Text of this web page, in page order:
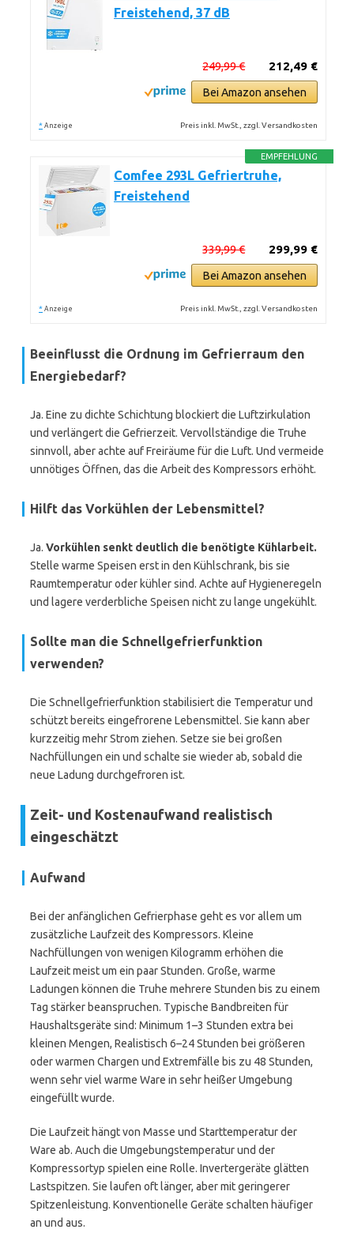
Freistehend, 37 dB
212,49 €
249,99 €
Bei Amazon ansehen
* Anzeige Preis inkl. MwSt., zzgl. Versandkosten
EMPFEHLUNG
Comfee 293L Gefriertruhe,
Freistehend
299,99 €
339,99 €
Bei Amazon ansehen
* Anzeige Preis inkl. MwSt., zzgl. Versandkosten
Beeinflusst die Ordnung im Gefrierraum den
Energiebedarf?
Ja. Eine zu dichte Schichtung blockiert die Luftzirkulation
und verlängert die Gefrierzeit. Vervollständige die Truhe
sinnvoll, aber achte auf Freiräume für die Luft. Und vermeide
unnötiges Öffnen, das die Arbeit des Kompressors erhöht.
Hilft das Vorkühlen der Lebensmittel?
Ja. Vorkühlen senkt deutlich die benötigte Kühlarbeit.
Stelle warme Speisen erst in den Kühlschrank, bis sie
Raumtemperatur oder kühler sind. Achte auf Hygieneregeln
und lagere verderbliche Speisen nicht zu lange ungekühlt.
Sollte man die Schnellgefrierfunktion
verwenden?
Die Schnellgefrierfunktion stabilisiert die Temperatur und
schützt bereits eingefrorene Lebensmittel. Sie kann aber
kurzzeitig mehr Strom ziehen. Setze sie bei großen
Nachfüllungen ein und schalte sie wieder ab, sobald die
neue Ladung durchgefroren ist.
Zeit- und Kostenaufwand realistisch
eingeschätzt
Aufwand
Bei der anfänglichen Gefrierphase geht es vor allem um
zusätzliche Laufzeit des Kompressors. Kleine
Nachfüllungen von wenigen Kilogramm erhöhen die
Laufzeit meist um ein paar Stunden. Große, warme
Ladungen können die Truhe mehrere Stunden bis zu einem
Tag stärker beanspruchen. Typische Bandbreiten für
Haushaltsgeräte sind: Minimum 1–3 Stunden extra bei
kleinen Mengen, Realistisch 6–24 Stunden bei größeren
oder warmen Chargen und Extremfälle bis zu 48 Stunden,
wenn sehr viel warme Ware in sehr heißer Umgebung
eingefüllt wurde.
Die Laufzeit hängt von Masse und Starttemperatur der
Ware ab. Auch die Umgebungstemperatur und der
Kompressortyp spielen eine Rolle. Invertergeräte glätten
Lastspitzen. Sie laufen oft länger, aber mit geringerer
Spitzenleistung. Konventionelle Geräte schalten häufiger
an und aus.